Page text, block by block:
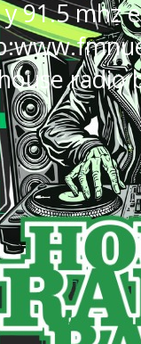
91.5 mhz
radio